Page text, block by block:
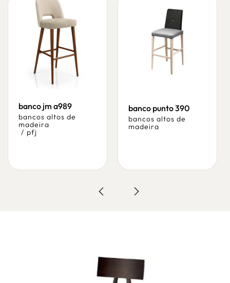
banco jm a989
bancos altos de
madeira
/ pfj
banco punto 390
bancos altos de
madeira